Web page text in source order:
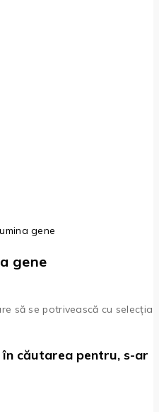
gene
gene
să se potrivească cu selecția
căutarea pentru, s-ar